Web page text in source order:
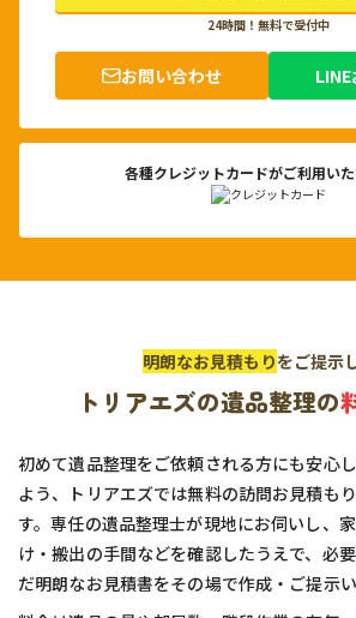
24時間！無料で受付中
お問い合わせ
各種クレジットカードがご利用い
明朗なお見積もりをご提示
トリアエズの遺品整理の
初めて遺品整理をご依頼される方にも安心
よう、トリアエズでは無料の訪問お見積も
す。専任の遺品整理士が現地にお伺いし、
け・搬出の手間などを確認したうえで、必
だ明朗なお見積書をその場で作成・ご提示い